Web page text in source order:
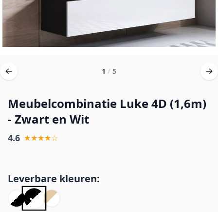
1 / 5
Meubelcombinatie Luke 4D (1,6m)
- Zwart en Wit
4.6 ★★★★☆
Leverbare kleuren: